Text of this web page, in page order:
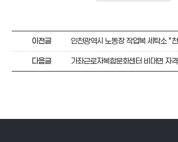
이전글 인천광역시 노동장 작업복 세탁소 "
다음글 가좌근로자복합문화센터 비대면 자